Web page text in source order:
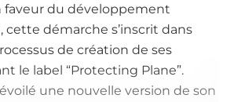
du développement
cette démarche s’inscrit dans
de création de ses
le label “Protecting Plane”.
une nouvelle version de son